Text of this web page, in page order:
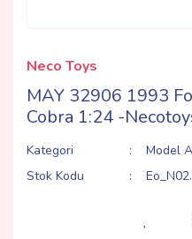
Neco Toys
MAY 32906 1993
Cobra 1:24 -
Kategori
Model
Stok Kodu